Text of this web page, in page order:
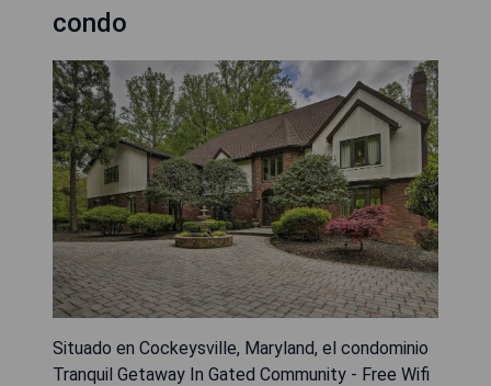
condo
Situado en Cockeysville, Maryland, el condominio
Tranquil Getaway In Gated Community - Free Wifi